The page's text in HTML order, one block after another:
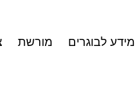
מידע לבוגרים מורשת